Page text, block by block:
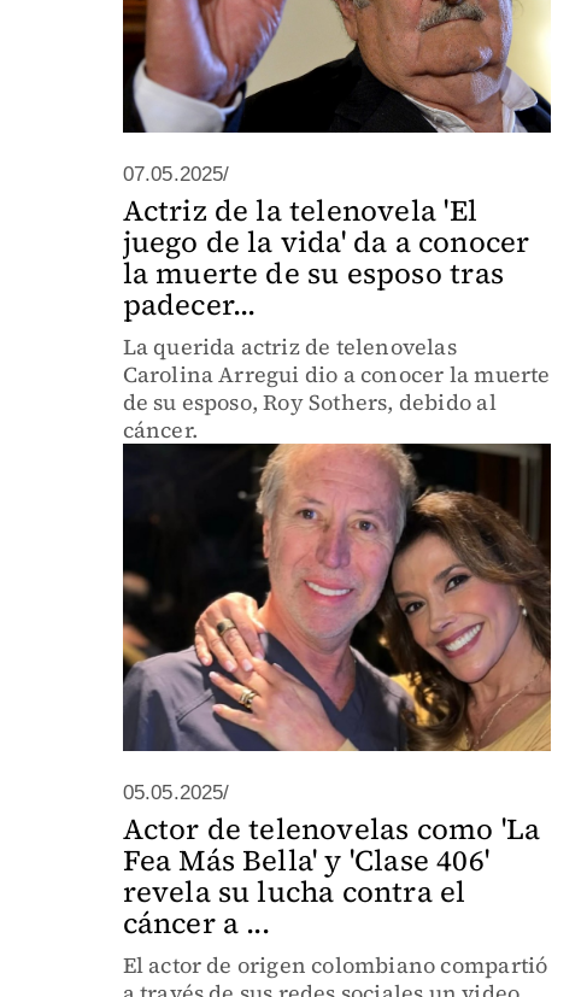
07.05.2025/
Actriz de la telenovela 'El
juego de la vida' da a conocer
la muerte de su esposo tras
padecer...
La querida actriz de telenovelas
Carolina Arregui dio a conocer la muerte
de su esposo, Roy Sothers, debido al
cáncer.
05.05.2025/
Actor de telenovelas como 'La
Fea Más Bella' y 'Clase 406'
revela su lucha contra el
cáncer a ...
El actor de origen colombiano compartió